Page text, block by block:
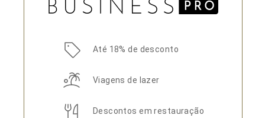
Até 18% de desconto
Viagens de lazer
Descontos em restauração